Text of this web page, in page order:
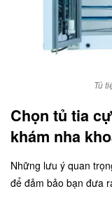
Tủ
Chọn tủ tia
khám nha
Những lưu ý quan
để đảm bảo bạn đưa